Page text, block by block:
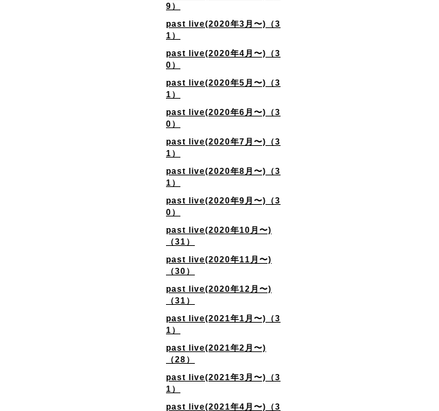
9）
past live(2020年3月〜)（3
1）
past live(2020年4月〜)（3
0）
past live(2020年5月〜)（3
1）
past live(2020年6月〜)（3
0）
past live(2020年7月〜)（3
1）
past live(2020年8月〜)（3
1）
past live(2020年9月〜)（3
0）
past live(2020年10月〜)
（31）
past live(2020年11月〜)
（30）
past live(2020年12月〜)
（31）
past live(2021年1月〜)（3
1）
past live(2021年2月〜)
（28）
past live(2021年3月〜)（3
1）
past live(2021年4月〜)（3